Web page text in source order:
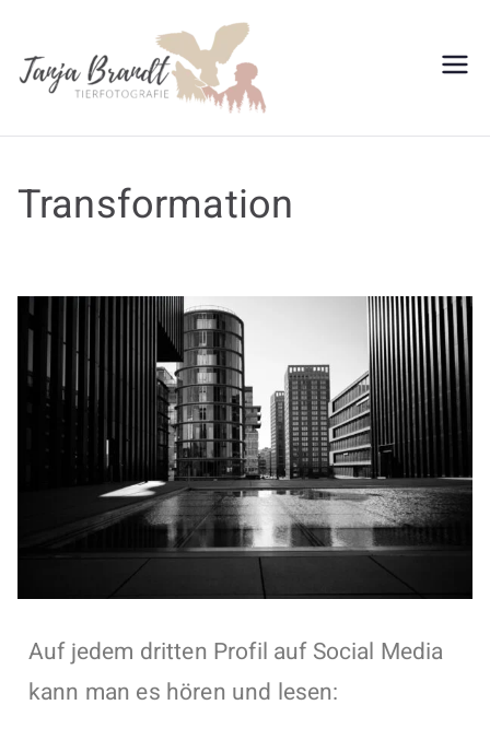
Transformation
Auf jedem dritten Profil auf Social Media
kann man es hören und lesen: